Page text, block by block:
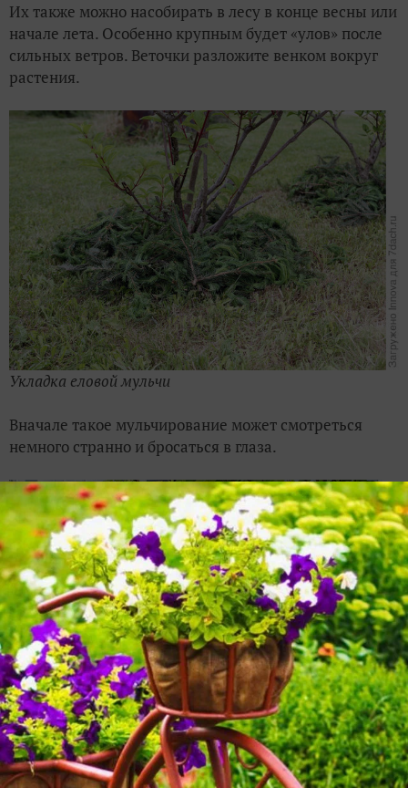
Их также можно насобирать в лесу в конце весны или
начале лета. Особенно крупным будет «улов» после
сильных ветров. Веточки разложите венком вокруг
растения.
Укладка еловой мульчи
Вначале такое мульчирование может смотреться
немного странно и бросаться в глаза.
Свежее мульчирование